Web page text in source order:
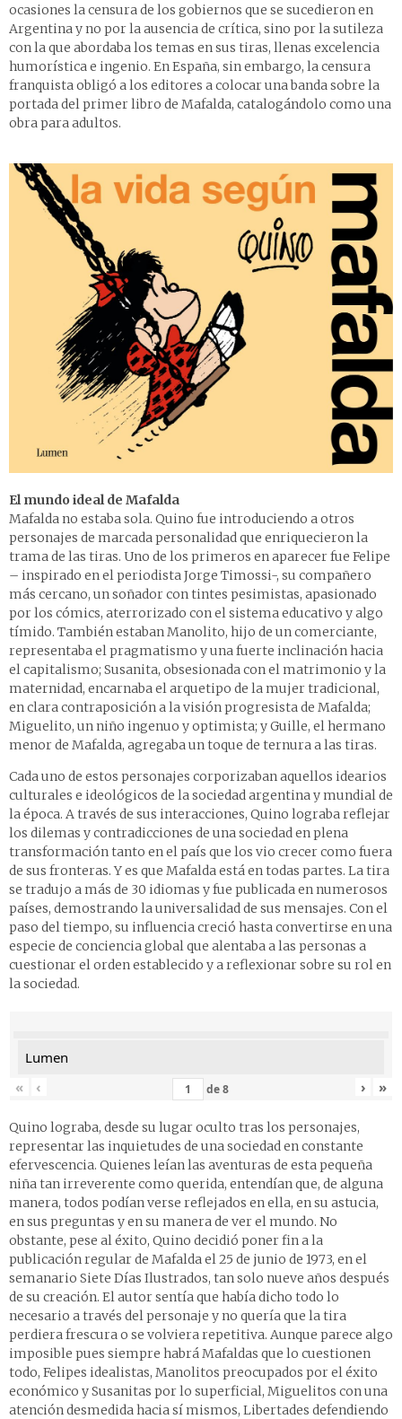
ocasiones la censura de los gobiernos que se sucedieron en
Argentina y no por la ausencia de crítica, sino por la sutileza
con la que abordaba los temas en sus tiras, llenas excelencia
humorística e ingenio. En España, sin embargo, la censura
franquista obligó a los editores a colocar una banda sobre la
portada del primer libro de Mafalda, catalogándolo como una
obra para adultos.
El mundo ideal de Mafalda
Mafalda no estaba sola. Quino fue introduciendo a otros
personajes de marcada personalidad que enriquecieron la
trama de las tiras. Uno de los primeros en aparecer fue Felipe
– inspirado en el periodista Jorge Timossi-, su compañero
más cercano, un soñador con tintes pesimistas, apasionado
por los cómics, aterrorizado con el sistema educativo y algo
tímido. También estaban Manolito, hijo de un comerciante,
representaba el pragmatismo y una fuerte inclinación hacia
el capitalismo; Susanita, obsesionada con el matrimonio y la
maternidad, encarnaba el arquetipo de la mujer tradicional,
en clara contraposición a la visión progresista de Mafalda;
Miguelito, un niño ingenuo y optimista; y Guille, el hermano
menor de Mafalda, agregaba un toque de ternura a las tiras.
Cada uno de estos personajes corporizaban aquellos idearios
culturales e ideológicos de la sociedad argentina y mundial de
la época. A través de sus interacciones, Quino lograba reflejar
los dilemas y contradicciones de una sociedad en plena
transformación tanto en el país que los vio crecer como fuera
de sus fronteras. Y es que Mafalda está en todas partes. La tira
se tradujo a más de 30 idiomas y fue publicada en numerosos
países, demostrando la universalidad de sus mensajes. Con el
paso del tiempo, su influencia creció hasta convertirse en una
especie de conciencia global que alentaba a las personas a
cuestionar el orden establecido y a reflexionar sobre su rol en
la sociedad.
Lumen
«
‹ de8 › »
Quino lograba, desde su lugar oculto tras los personajes,
representar las inquietudes de una sociedad en constante
efervescencia. Quienes leían las aventuras de esta pequeña
niña tan irreverente como querida, entendían que, de alguna
manera, todos podían verse reflejados en ella, en su astucia,
en sus preguntas y en su manera de ver el mundo. No
obstante, pese al éxito, Quino decidió poner fin a la
publicación regular de Mafalda el 25 de junio de 1973, en el
semanario Siete Días Ilustrados, tan solo nueve años después
de su creación. El autor sentía que había dicho todo lo
necesario a través del personaje y no quería que la tira
perdiera frescura o se volviera repetitiva. Aunque parece algo
imposible pues siempre habrá Mafaldas que lo cuestionen
todo, Felipes idealistas, Manolitos preocupados por el éxito
económico y Susanitas por lo superficial, Miguelitos con una
atención desmedida hacia sí mismos, Libertades defendiendo